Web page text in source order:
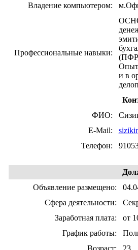
Владение компьютером:
Профессиональные навыки:
(ПФР,
Опыт
и в
ФИО:
E-Mail:
Телефон:
Объявление размещено:
Сфера деятельности:
Заработная плата:
от
График работы:
Возраст:
23